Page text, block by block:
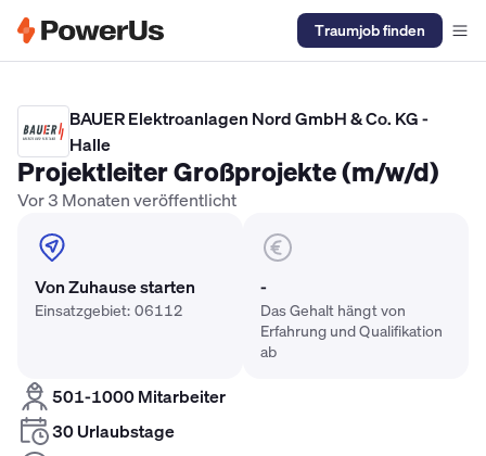
Traumjob finden
BAUER Elektroanlagen Nord GmbH & Co. KG -
Halle
Projektleiter Großprojekte (m/w/d)
Vor 3 Monaten veröffentlicht
Von Zuhause starten
Einsatzgebiet: 06112
-
Das Gehalt hängt von
Erfahrung und Qualifikation
ab
501-1000 Mitarbeiter
30 Urlaubstage